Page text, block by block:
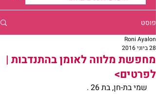
פוסט
מחפשת מלווה לאומן בהתנדבות |
לפרטים>
Roni Ayalon
28 ביוני 2016
שמי בת-חן, בת 26 .